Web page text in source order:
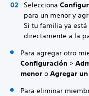
Selecciona
para un menor y
Si tu familia ya
directamente a la
Para agregar otro
Configuración >
menor o Agregar
Para eliminar